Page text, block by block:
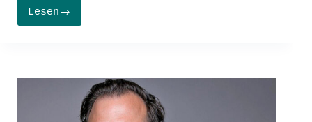
LesenDie
Konsolidierung
Microsofts
Übernahme
Activision